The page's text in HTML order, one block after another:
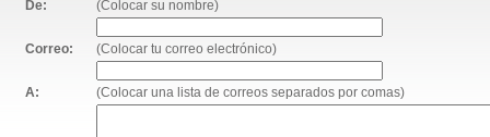
De: (Colocar su nombre)
Correo: (Colocar tu correo electrónico)
A: (Colocar una lista de correos separados por comas)